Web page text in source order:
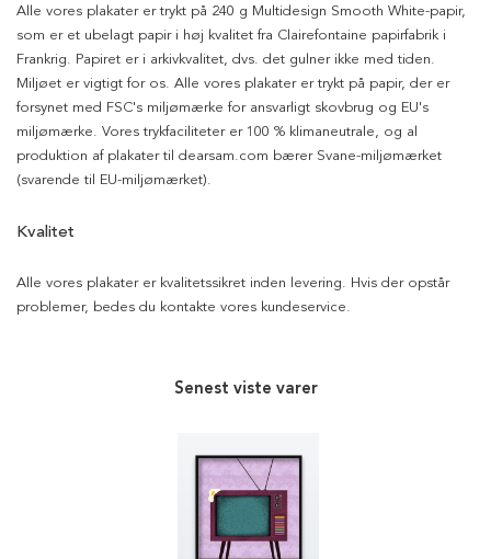
Alle vores plakater er trykt på 240 g Multidesign Smooth White-papir,
som er et ubelagt papir i høj kvalitet fra Clairefontaine papirfabrik i
Frankrig. Papiret er i arkivkvalitet, dvs. det gulner ikke med tiden.
Miljøet er vigtigt for os. Alle vores plakater er trykt på papir, der er
forsynet med FSC's miljømærke for ansvarligt skovbrug og EU's
miljømærke. Vores trykfaciliteter er 100 % klimaneutrale, og al
produktion af plakater til dearsam.com bærer Svane-miljømærket
(svarende til EU-miljømærket).
Kvalitet
Alle vores plakater er kvalitetssikret inden levering. Hvis der opstår
problemer, bedes du kontakte vores kundeservice.
Senest viste varer